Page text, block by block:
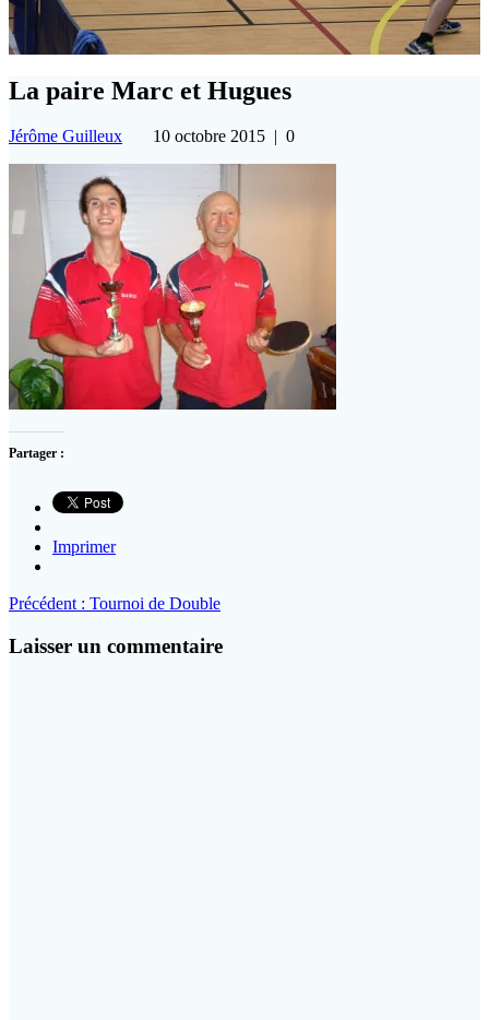
La paire Marc et Hugues
Jérôme Guilleux 10 octobre 2015 | 0
Partager :
Imprimer
Navigation
de
Précédent : Article
:
Tournoi de Double
Laisser un commentaire